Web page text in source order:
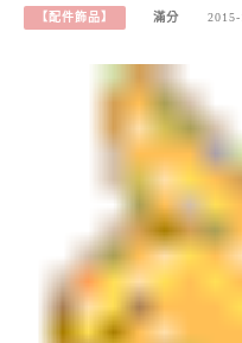
【配件飾品】 滿分